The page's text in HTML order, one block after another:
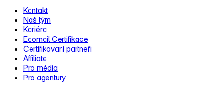
Kontakt
Náš tým
Kariéra
Ecomail Certifikace
Certifikovaní partneři
Affiliate
Pro média
Pro agentury